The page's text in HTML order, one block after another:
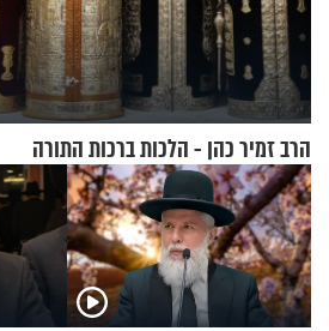
הרב זמיר כהן - הלכות ברכות התורה